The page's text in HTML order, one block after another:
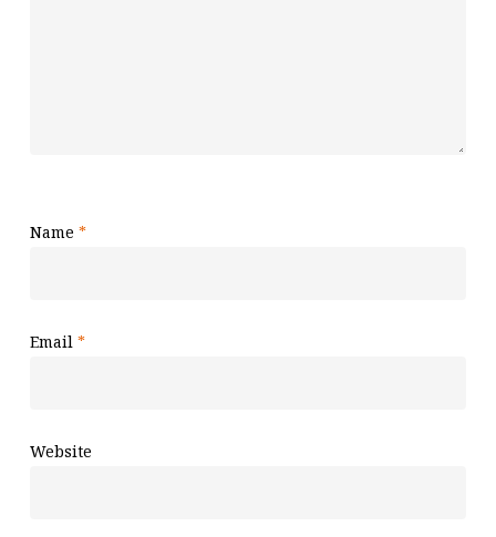
Name *
Email *
Website